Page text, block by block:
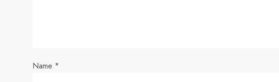
Name *